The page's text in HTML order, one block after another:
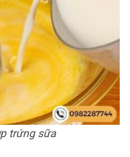
trứng sữa